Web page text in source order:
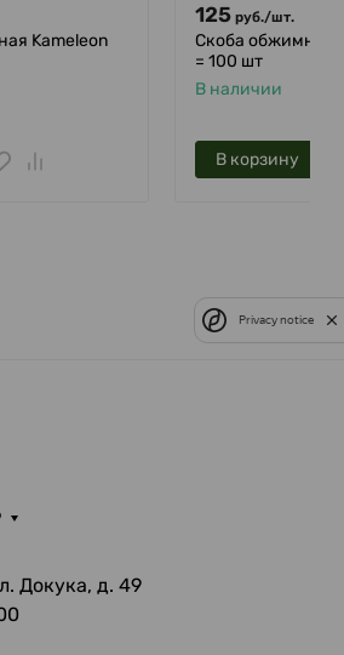
Kameleon
125 руб./шт.
Скоба обжимная
= 100 шт
В наличии
В корзину
Докука, д. 49
Privacy notice